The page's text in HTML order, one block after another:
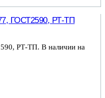
ГОСТ2590, РТ-ТП
РТ-ТП. В наличии на